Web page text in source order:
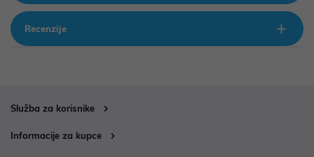
Recenzije
Služba za korisnike
Informacije za kupce